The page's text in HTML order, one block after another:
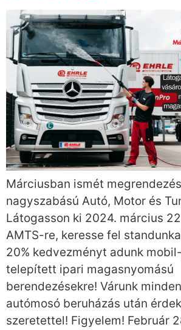
Márciusban ismét
nagyszabású Autó, Motor és
Látogasson ki 2024. március
AMTS-re, keresse fel
20% kedvezményt adunk
telepített ipari magasnyomású
berendezésekre! Várunk
autómosó beruházás után
szeretettel! Figyelem! Február